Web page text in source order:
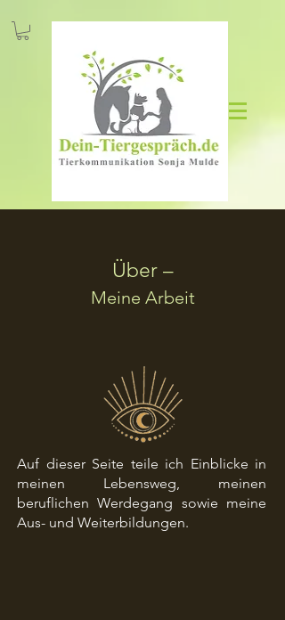
Über –
Meine Arbeit
Auf dieser Seite teile ich Einblicke in
meinen Lebensweg, meinen
beruflichen Werdegang sowie meine
Aus- und Weiterbildungen.